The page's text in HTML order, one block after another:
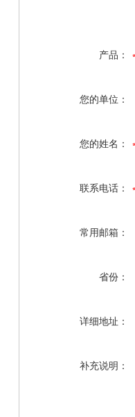
产品：
您的单位：
您的姓名：
联系电话：
常用邮箱：
省份：
详细地址：
补充说明：